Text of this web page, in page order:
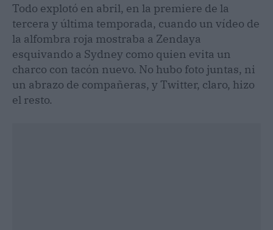
Todo explotó en abril, en la premiere de la
tercera y última temporada, cuando un vídeo de
la alfombra roja mostraba a Zendaya
esquivando a Sydney como quien evita un
charco con tacón nuevo. No hubo foto juntas, ni
un abrazo de compañeras, y Twitter, claro, hizo
el resto.